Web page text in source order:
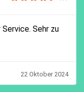
Sehr zu
22 Oktober 2024